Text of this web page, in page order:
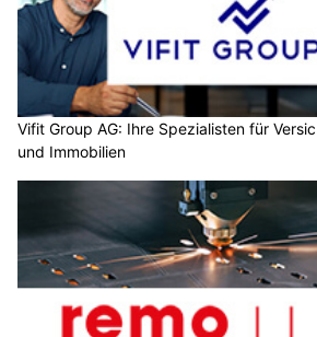
Vifit Group AG: Ihre Spezialisten für
und Immobilien